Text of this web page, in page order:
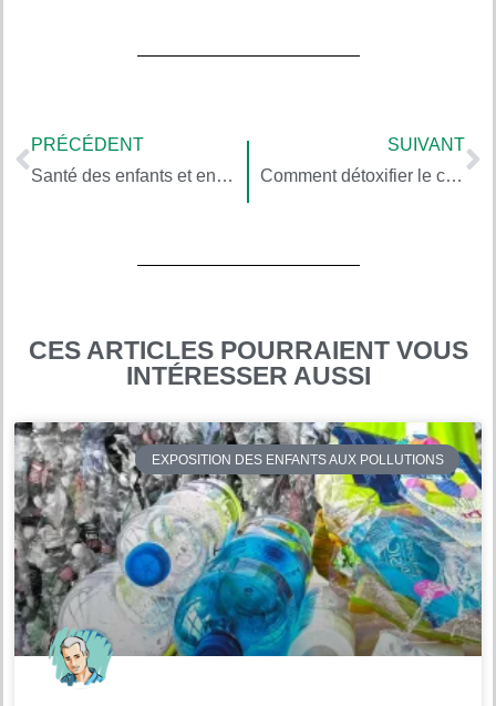
PRÉCÉDENT
Santé des enfants et environnement : des citations qui pourraient vous inspirer – septembre 2018
SUIVANT
Comment détoxifier le corps et l’environnement du quotidien, avec Debra Lynn Dadd (3/5)
CES ARTICLES POURRAIENT VOUS
INTÉRESSER AUSSI
EXPOSITION DES ENFANTS AUX POLLUTIONS